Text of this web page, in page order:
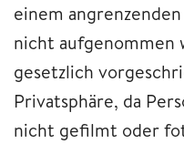
einem
nicht aufgenommen
gesetzlich
Privatsphäre, da
nicht gefilmt oder